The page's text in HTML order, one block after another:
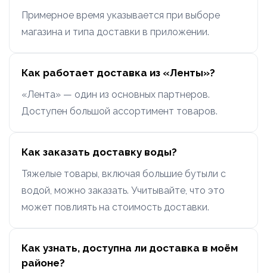
Примерное время указывается при выборе
магазина и типа доставки в приложении.
Как работает доставка из «Ленты»?
«Лента» — один из основных партнеров.
Доступен большой ассортимент товаров.
Как заказать доставку воды?
Тяжелые товары, включая большие бутыли с
водой, можно заказать. Учитывайте, что это
может повлиять на стоимость доставки.
Как узнать, доступна ли доставка в моём
районе?